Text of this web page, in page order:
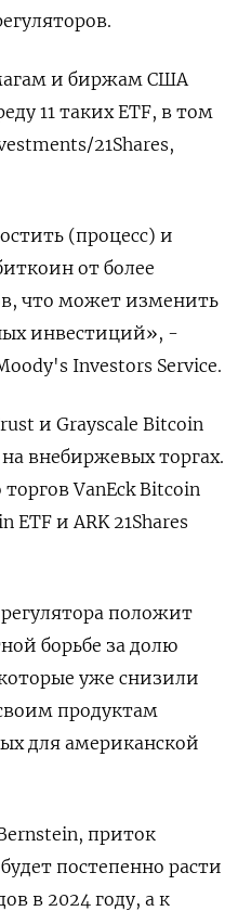
и биржам США
11 таких ETF, в том
21Shares,
(процесс) и
от более
что может изменить
инвестиций», -
Investors Service.
и Grayscale Bitcoin
внебиржевых торгах.
VanEck Bitcoin
ETF и ARK 21Shares
положит
борьбе за долю
уже снизили
продуктам
для американской
приток
постепенно расти
в 2024 году, а к